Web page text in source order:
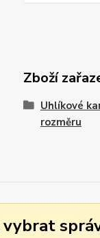
Zboží
Uhlíkové
rozměru
vybrat